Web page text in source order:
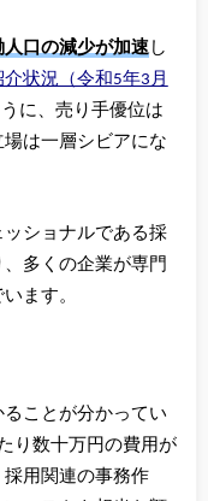
口の減少が加速し
状況（令和5年3月
に、売り手優位は
は一層シビアにな
ショナルである採
多くの企業が専門
ます。
ことが分かってい
り数十万円の費用が
用関連の事務作